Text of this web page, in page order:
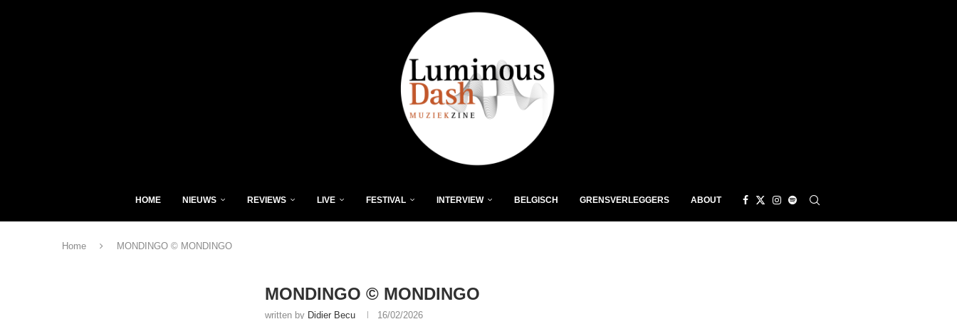
HOME NIEUWS REVIEWS LIVE FESTIVAL INTERVIEW BELGISCH GRENSVERLEGGERS ABOUT
Home MONDINGO © MONDINGO
MONDINGO © MONDINGO
written by Didier Becu 16/02/2026